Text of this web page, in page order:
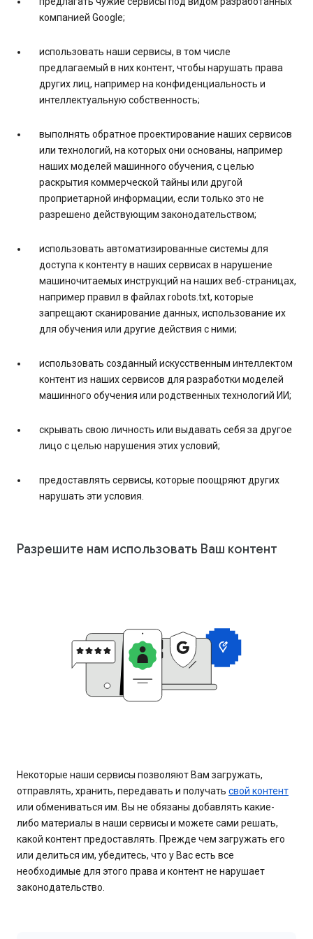
компанией Google;
использовать наши сервисы, в том числе
предлагаемый в них контент, чтобы нарушать права
других лиц, например на конфиденциальность и
интеллектуальную собственность;
выполнять обратное проектирование наших сервисов
или технологий, на которых они основаны, например
наших моделей машинного обучения, с целью
раскрытия коммерческой тайны или другой
проприетарной информации, если только это не
разрешено действующим законодательством;
использовать автоматизированные системы для
доступа к контенту в наших сервисах в нарушение
машиночитаемых инструкций на наших веб-страницах,
например правил в файлах robots.txt, которые
запрещают сканирование данных, использование их
для обучения или другие действия с ними;
использовать созданный искусственным интеллектом
контент из наших сервисов для разработки моделей
машинного обучения или родственных технологий ИИ;
скрывать свою личность или выдавать себя за другое
лицо с целью нарушения этих условий;
предоставлять сервисы, которые поощряют других
нарушать эти условия.
Разрешите нам использовать Ваш контент
Некоторые наши сервисы позволяют Вам загружать,
отправлять, хранить, передавать и получать свой контент
или обмениваться им. Вы не обязаны добавлять какие-
либо материалы в наши сервисы и можете сами решать,
какой контент предоставлять. Прежде чем загружать его
или делиться им, убедитесь, что у Вас есть все
необходимые для этого права и контент не нарушает
законодательство.